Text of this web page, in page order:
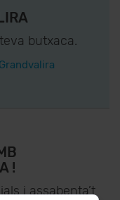
butxaca.
!
i assabenta’t